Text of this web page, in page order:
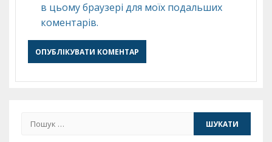
в цьому браузері для моїх подальших
коментарів.
Пошук: